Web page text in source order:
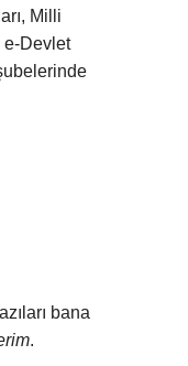
Milli
e-Devlet
bana
.